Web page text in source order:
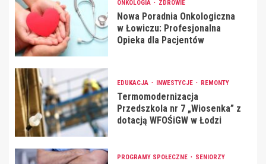
ONKOLOGIA ZDROWIE
Nowa Poradnia Onkologiczna
w Łowiczu: Profesjonalna
Opieka dla Pacjentów
EDUKACJA INWESTYCJE REMONTY
Termomodernizacja
Przedszkola nr 7 „Wiosenka” z
dotacją WFOŚiGW w Łodzi
PROGRAMY SPOŁECZNE SENIORZY